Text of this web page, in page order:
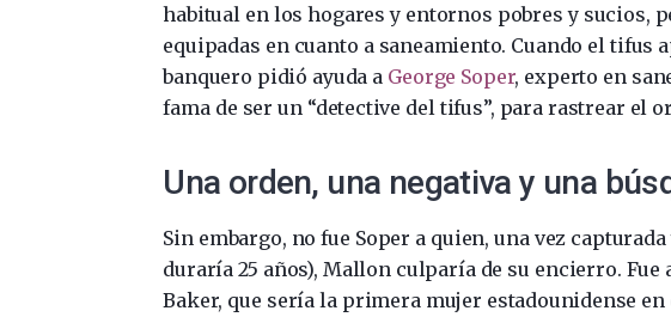
habitual en los hogares y entornos pobres y sucios,
equipadas en cuanto a saneamiento. Cuando el tifus
banquero pidió ayuda a George Soper, experto en
fama de ser un “detective del tifus”, para rastrear el
Una orden, una negativa y una
Sin embargo, no fue Soper a quien, una vez
duraría 25 años), Mallon culparía de su encierro. Fue
Baker, que sería la primera mujer estadounidense